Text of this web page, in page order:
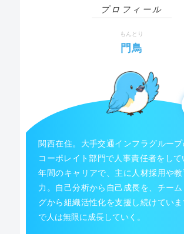
プロフィール
もんとり
門鳥
関西在住。大手交通インフラグルー
コーポレイト部門で人事責任者をし
年間のキャリアで、主に人材採用や
力。自己分析から自己成長を、チー
グから組織活性化を支援し続けていま
で人は無限に成長していく。